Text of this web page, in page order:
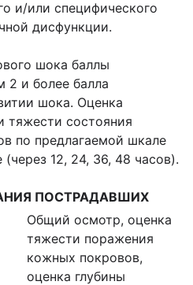
и/или специфического
дисфункции.
шока баллы
и более балла
шока. Оценка
тяжести состояния
по предлагаемой шкале
12, 24, 36, 48 часов).
ПОСТРАДАВШИХ
Общий осмотр, оценка
тяжести поражения
кожных покровов,
оценка глубины